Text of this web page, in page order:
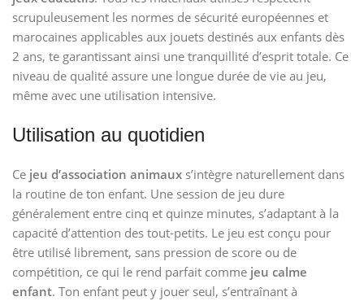
scrupuleusement les normes de sécurité européennes et
marocaines applicables aux jouets destinés aux enfants dès
2 ans, te garantissant ainsi une tranquillité d’esprit totale. Ce
niveau de qualité assure une longue durée de vie au jeu,
même avec une utilisation intensive.
Utilisation au quotidien
Ce jeu d’association animaux s’intègre naturellement dans
la routine de ton enfant. Une session de jeu dure
généralement entre cinq et quinze minutes, s’adaptant à la
capacité d’attention des tout-petits. Le jeu est conçu pour
être utilisé librement, sans pression de score ou de
compétition, ce qui le rend parfait comme jeu calme
enfant. Ton enfant peut y jouer seul, s’entraînant à